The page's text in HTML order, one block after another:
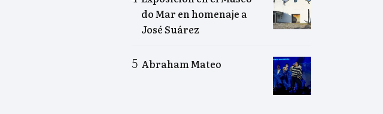
do Mar en homenaje a
José Suárez
Abraham Mateo